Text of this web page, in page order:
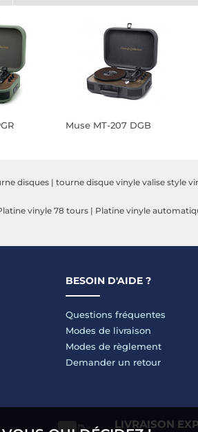
Muse MT-207 DGB
disques | tourne disque vinyle valise style
vinyle 78 tours | Platine vinyle
BESOIN D'AIDE ?
Questions fréquentes
Modes de livraison
Modes de règlement
Demander un retour
LIVRAISON